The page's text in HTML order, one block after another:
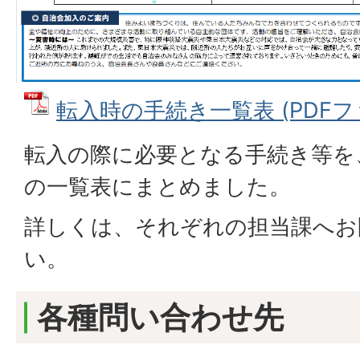
転入時の手続き一覧表 (PDF
転入の際に必要となる手続き等
の一覧表にまとめました。
詳しくは、それぞれの担当課へ
い。
各種問い合わせ先